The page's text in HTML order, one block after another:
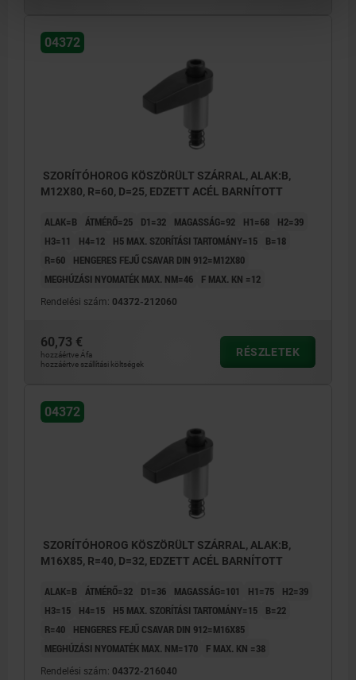
04372
SZORÍTÓHOROG KÖSZÖRÜLT SZÁRRAL, ALAK:B,
M12X80, R=60, D=25, EDZETT ACÉL BARNÍTOTT
ALAK=B ÁTMÉRŐ=25 D1=32 MAGASSÁG=92 H1=68
H2=39
H3=11
H4=12 H5 MAX. SZORÍTÁSI TARTOMÁNY=15
B=18
R=60
HENGERES FEJŰ CSAVAR DIN 912=M12X80
MEGHÚZÁSI NYOMATÉK MAX. NM=46
F MAX. KN =12
Rendelési szám: 04372-212060
60,73 €
hozzáértve Áfa
hozzáértve szállítási költségek
RÉSZLETEK
04372
SZORÍTÓHOROG KÖSZÖRÜLT SZÁRRAL, ALAK:B,
M16X85, R=40, D=32, EDZETT ACÉL BARNÍTOTT
ALAK=B ÁTMÉRŐ=32 D1=36 MAGASSÁG=101 H1=75
H2=39
H3=15
H4=15 H5 MAX. SZORÍTÁSI TARTOMÁNY=15
B=22
R=40
HENGERES FEJŰ CSAVAR DIN 912=M16X85
MEGHÚZÁSI NYOMATÉK MAX. NM=170
F MAX. KN =38
Rendelési szám: 04372-216040